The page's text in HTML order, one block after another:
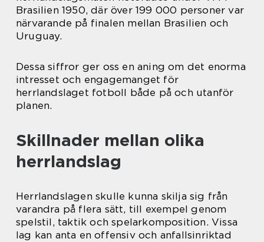
Brasilien 1950, där över 199 000 personer var
närvarande på finalen mellan Brasilien och
Uruguay.
Dessa siffror ger oss en aning om det enorma
intresset och engagemanget för
herrlandslaget fotboll både på och utanför
planen.
Skillnader mellan olika
herrlandslag
Herrlandslagen skulle kunna skilja sig från
varandra på flera sätt, till exempel genom
spelstil, taktik och spelarkomposition. Vissa
lag kan anta en offensiv och anfallsinriktad